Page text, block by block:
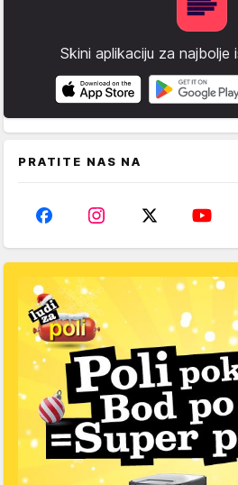
Skini aplikaciju za najbolje
PRATITE NAS NA